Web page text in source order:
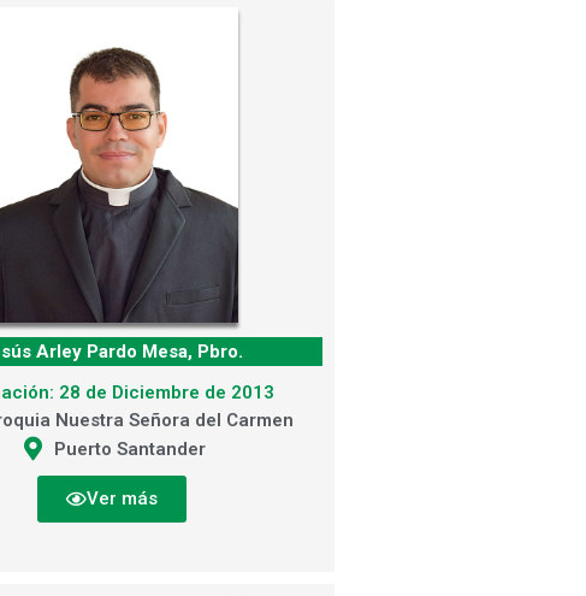
Arley Pardo Mesa, Pbro.
28 de Diciembre de 2013
Nuestra Señora del Carmen
Puerto Santander
Ver más